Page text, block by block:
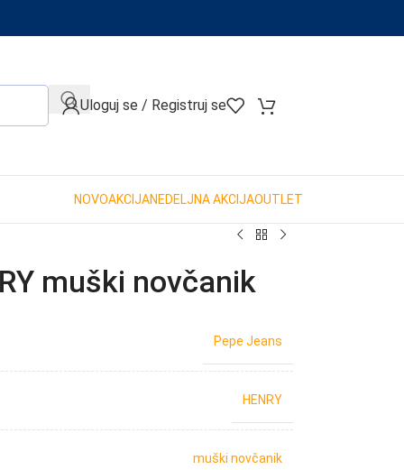
When autocomplete results are available use up and down
Uloguj se / Registruj se
NOVOAKCIJANEDELJNA AKCIJAOUTLET
muški novčanik
Pepe Jeans
HENRY
muški novčanik